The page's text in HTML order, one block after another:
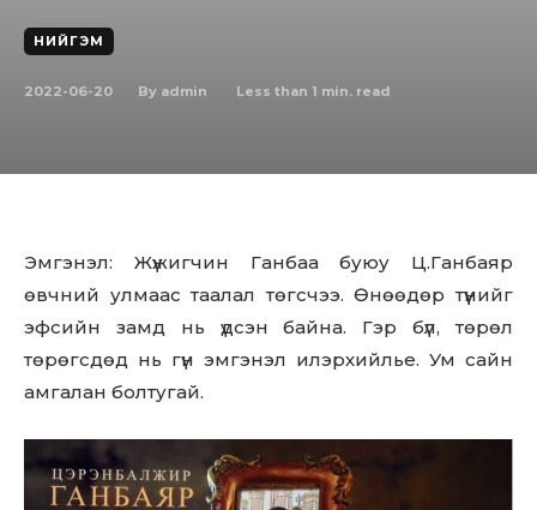
НИЙГЭМ
2022-06-20 By admin Less than 1 min. read
Эмгэнэл: Жүжигчин Ганбаа буюу Ц.Ганбаяр
өвчний улмаас таалал төгсчээ. Өнөөдөр түүнийг
эфсийн замд нь үдсэн байна. Гэр бүл, төрөл
төрөгсдөд нь гүн эмгэнэл илэрхийлье. Ум сайн
амгалан болтугай.